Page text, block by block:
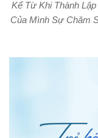
Kể Từ Khi Thành
Của Mình Sự Chăm